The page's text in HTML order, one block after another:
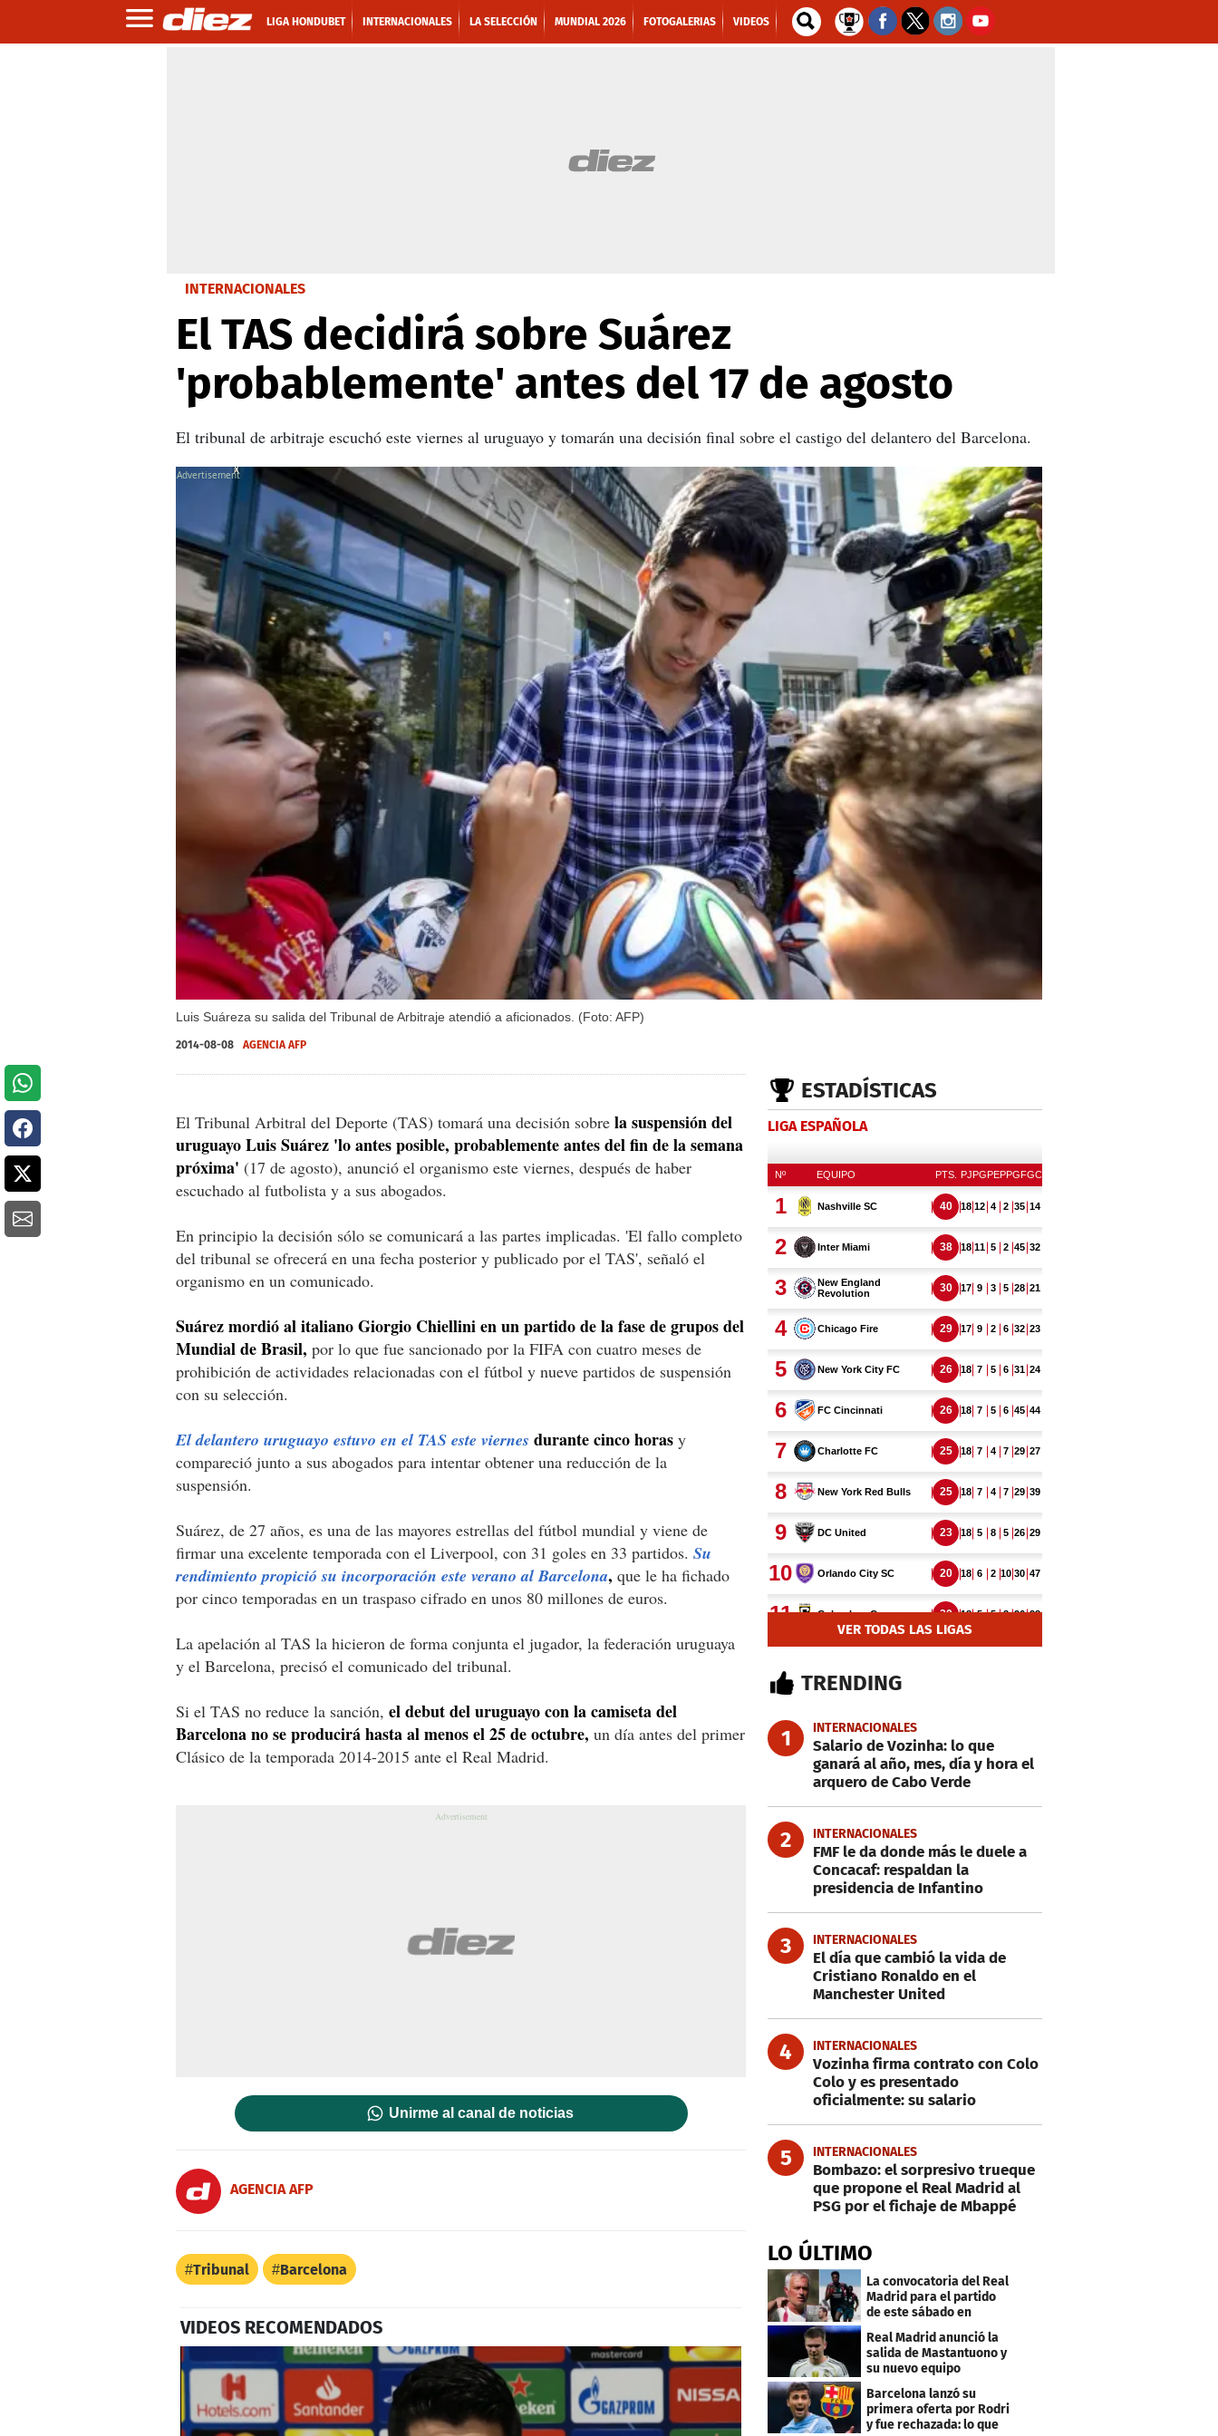
LIGA HONDUBET INTERNACIONALES LA SELECCIÓN MUNDIAL 2026 FOTOGALERIAS VIDEOS
INTERNACIONALES
El TAS decidirá sobre Suárez
'probablemente' antes del 17 de agosto
El tribunal de arbitraje escuchó este viernes al uruguayo y tomarán una decisión final sobre el castigo del delantero del Barcelona.
Luis Suáreza su salida del Tribunal de Arbitraje atendió a aficionados. (Foto: AFP)
X
2014-08-08 AGENCIA AFP
El Tribunal Arbitral del Deporte (TAS) tomará una decisión sobre la suspensión del
uruguayo Luis Suárez 'lo antes posible, probablemente antes del fin de la semana
próxima' (17 de agosto), anunció el organismo este viernes, después de haber
escuchado al futbolista y a sus abogados.
En principio la decisión sólo se comunicará a las partes implicadas. 'El fallo completo
del tribunal se ofrecerá en una fecha posterior y publicado por el TAS', señaló el
organismo en un comunicado.
Suárez mordió al italiano Giorgio Chiellini en un partido de la fase de grupos del
Mundial de Brasil, por lo que fue sancionado por la FIFA con cuatro meses de
prohibición de actividades relacionadas con el fútbol y nueve partidos de suspensión
con su selección.
El delantero uruguayo estuvo en el TAS este viernes durante cinco horas y
compareció junto a sus abogados para intentar obtener una reducción de la
suspensión.
Suárez, de 27 años, es una de las mayores estrellas del fútbol mundial y viene de
firmar una excelente temporada con el Liverpool, con 31 goles en 33 partidos. Su
rendimiento propició su incorporación este verano al Barcelona, que le ha fichado
por cinco temporadas en un traspaso cifrado en unos 80 millones de euros.
La apelación al TAS la hicieron de forma conjunta el jugador, la federación uruguaya
y el Barcelona, precisó el comunicado del tribunal.
Si el TAS no reduce la sanción, el debut del uruguayo con la camiseta del
Barcelona no se producirá hasta al menos el 25 de octubre, un día antes del primer
Clásico de la temporada 2014-2015 ante el Real Madrid.
Unirme al canal de noticias
AGENCIA AFP
Tribunal Barcelona
VIDEOS RECOMENDADOS
ESTADÍSTICAS
LIGA ESPAÑOLA
VER TODAS LAS LIGAS
TRENDING
1 INTERNACIONALES
Salario de Vozinha: lo que
ganará al año, mes, día y hora el
arquero de Cabo Verde
2 INTERNACIONALES
FMF le da donde más le duele a
Concacaf: respaldan la
presidencia de Infantino
3 INTERNACIONALES
El día que cambió la vida de
Cristiano Ronaldo en el
Manchester United
4 INTERNACIONALES
Vozinha firma contrato con Colo
Colo y es presentado
oficialmente: su salario
5 INTERNACIONALES
Bombazo: el sorpresivo trueque
que propone el Real Madrid al
PSG por el fichaje de Mbappé
LO ÚLTIMO
La convocatoria del Real
Madrid para el partido
de este sábado en
Budapest
Real Madrid anunció la
salida de Mastantuono y
su nuevo equipo
Barcelona lanzó su
primera oferta por Rodri
y fue rechazada: lo que